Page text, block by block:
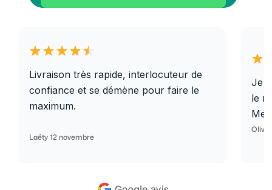
Livraison très rapide, interlocuteur de
confiance et se démène pour faire le
maximum.
Laëty 12 novembre
Je
le